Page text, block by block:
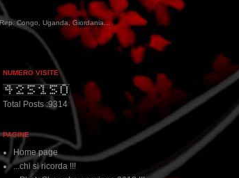
Congo, Uganda, Giordania...
NUMERO VISITE
Total Posts :9314
PAGINE
Home page
...chi si ricorda !!!